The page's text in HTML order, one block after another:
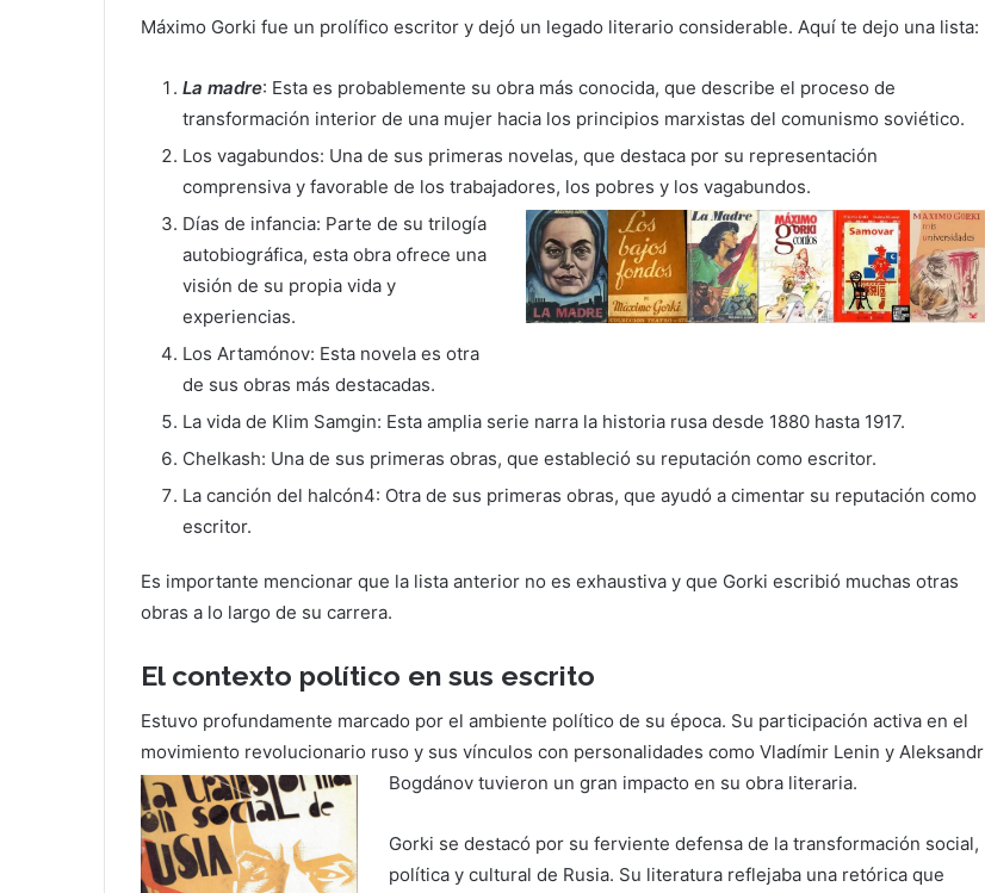
Máximo Gorki fue un prolífico escritor y dejó un legado literario considerable. Aquí te dejo una lista:
La madre: Esta es probablemente su obra más conocida, que describe el proceso de
transformación interior de una mujer hacia los principios marxistas del comunismo soviético.
Los vagabundos: Una de sus primeras novelas, que destaca por su representación
comprensiva y favorable de los trabajadores, los pobres y los vagabundos.
Días de infancia: Parte de su trilogía
autobiográfica, esta obra ofrece una
visión de su propia vida y
experiencias.
Los Artamónov: Esta novela es otra
de sus obras más destacadas.
La vida de Klim Samgin: Esta amplia serie narra la historia rusa desde 1880 hasta 1917.
Chelkash: Una de sus primeras obras, que estableció su reputación como escritor.
La canción del halcón4: Otra de sus primeras obras, que ayudó a cimentar su reputación como
escritor.
Es importante mencionar que la lista anterior no es exhaustiva y que Gorki escribió muchas otras
obras a lo largo de su carrera.
El contexto político en sus escrito
Estuvo profundamente marcado por el ambiente político de su época. Su participación activa en el
movimiento revolucionario ruso y sus vínculos con personalidades como Vladímir Lenin y Aleksandr
Bogdánov tuvieron un gran impacto en su obra literaria.
Gorki se destacó por su ferviente defensa de la transformación social,
política y cultural de Rusia. Su literatura reflejaba una retórica que